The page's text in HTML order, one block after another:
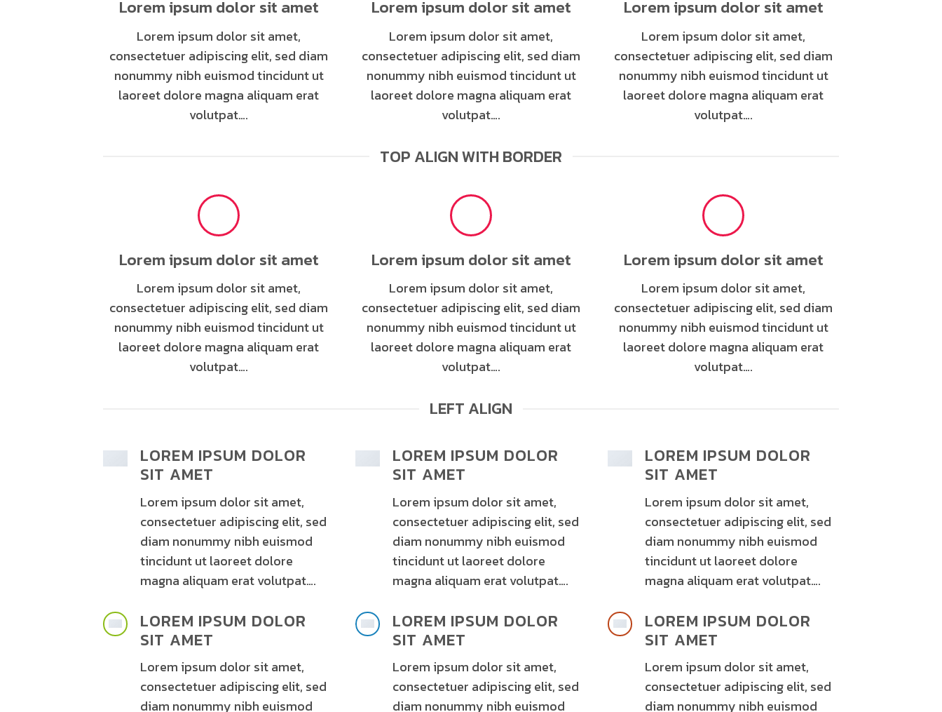
Lorem ipsum dolor sit amet
Lorem ipsum dolor sit amet,
consectetuer adipiscing elit, sed diam
nonummy nibh euismod tincidunt ut
laoreet dolore magna aliquam erat
volutpat….
Lorem ipsum dolor sit amet
Lorem ipsum dolor sit amet,
consectetuer adipiscing elit, sed diam
nonummy nibh euismod tincidunt ut
laoreet dolore magna aliquam erat
volutpat….
Lorem ipsum dolor sit amet
Lorem ipsum dolor sit amet,
consectetuer adipiscing elit, sed diam
nonummy nibh euismod tincidunt ut
laoreet dolore magna aliquam erat
volutpat….
TOP ALIGN WITH BORDER
Lorem ipsum dolor sit amet
Lorem ipsum dolor sit amet,
consectetuer adipiscing elit, sed diam
nonummy nibh euismod tincidunt ut
laoreet dolore magna aliquam erat
volutpat….
Lorem ipsum dolor sit amet
Lorem ipsum dolor sit amet,
consectetuer adipiscing elit, sed diam
nonummy nibh euismod tincidunt ut
laoreet dolore magna aliquam erat
volutpat….
Lorem ipsum dolor sit amet
Lorem ipsum dolor sit amet,
consectetuer adipiscing elit, sed diam
nonummy nibh euismod tincidunt ut
laoreet dolore magna aliquam erat
volutpat….
LEFT ALIGN
LOREM IPSUM DOLOR
SIT AMET
Lorem ipsum dolor sit amet,
consectetuer adipiscing elit, sed
diam nonummy nibh euismod
tincidunt ut laoreet dolore
magna aliquam erat volutpat….
LOREM IPSUM DOLOR
SIT AMET
Lorem ipsum dolor sit amet,
consectetuer adipiscing elit, sed
diam nonummy nibh euismod
tincidunt ut laoreet dolore
magna aliquam erat volutpat….
LOREM IPSUM DOLOR
SIT AMET
Lorem ipsum dolor sit amet,
consectetuer adipiscing elit, sed
diam nonummy nibh euismod
tincidunt ut laoreet dolore
magna aliquam erat volutpat….
LOREM IPSUM DOLOR
SIT AMET
Lorem ipsum dolor sit amet,
consectetuer adipiscing elit, sed
diam nonummy nibh euismod
LOREM IPSUM DOLOR
SIT AMET
Lorem ipsum dolor sit amet,
consectetuer adipiscing elit, sed
diam nonummy nibh euismod
LOREM IPSUM DOLOR
SIT AMET
Lorem ipsum dolor sit amet,
consectetuer adipiscing elit, sed
diam nonummy nibh euismod